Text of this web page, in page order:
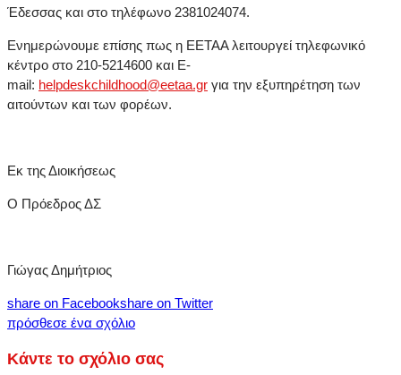
Έδεσσας και στο τηλέφωνο 2381024074.
Ενημερώνουμε επίσης πως η ΕΕΤΑΑ λειτουργεί τηλεφωνικό
κέντρο στο 210-5214600 και E-
mail: helpdeskchildhood@eetaa.gr για την εξυπηρέτηση των
αιτούντων και των φορέων.
Εκ της Διοικήσεως
Ο Πρόεδρος ΔΣ
Γιώγας Δημήτριος
share on Facebookshare on Twitter
πρόσθεσε ένα σχόλιο
Κάντε το σχόλιο σας